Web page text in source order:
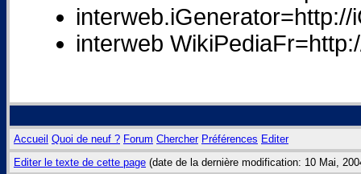
interweb
Accueil Quoi de neuf ? Forum Chercher Préférences Editer
Editer le texte de cette page (date de la dernière modification: 10 Mai,